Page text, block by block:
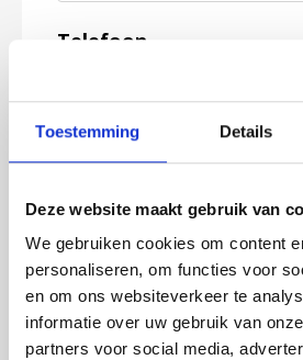
Toestemming Details
Deze website maakt gebruik van
We gebruiken cookies om content
personaliseren, om functies voor
en om ons websiteverkeer te
informatie over uw gebruik van
partners voor social media,
Telefoon